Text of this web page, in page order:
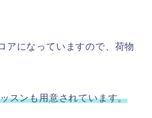
アになっていますので、荷物
スンも用意されています。